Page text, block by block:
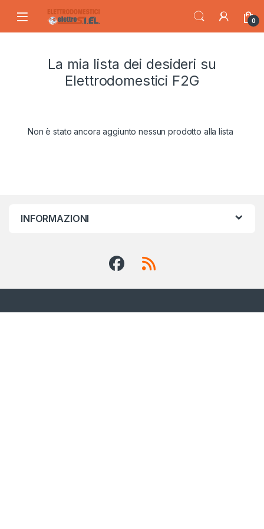
0
La mia lista dei desideri su
Elettrodomestici F2G
Non è stato ancora aggiunto nessun prodotto alla lista
INFORMAZIONI